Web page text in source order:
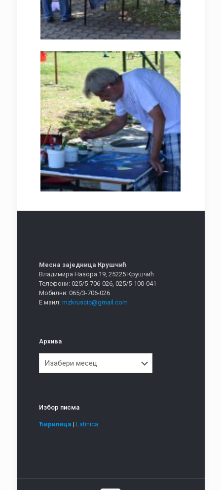
Месна заједница Крушчић
Владимира Назора 19, 25225 Крушчић
Телефони: 025/5-706-026, 025/5-100-041
Мобилни: 065/3-706-026
Е маил: mzkruscic@gmail.com
Архива
Избор писма
Ћирилица | Latinica